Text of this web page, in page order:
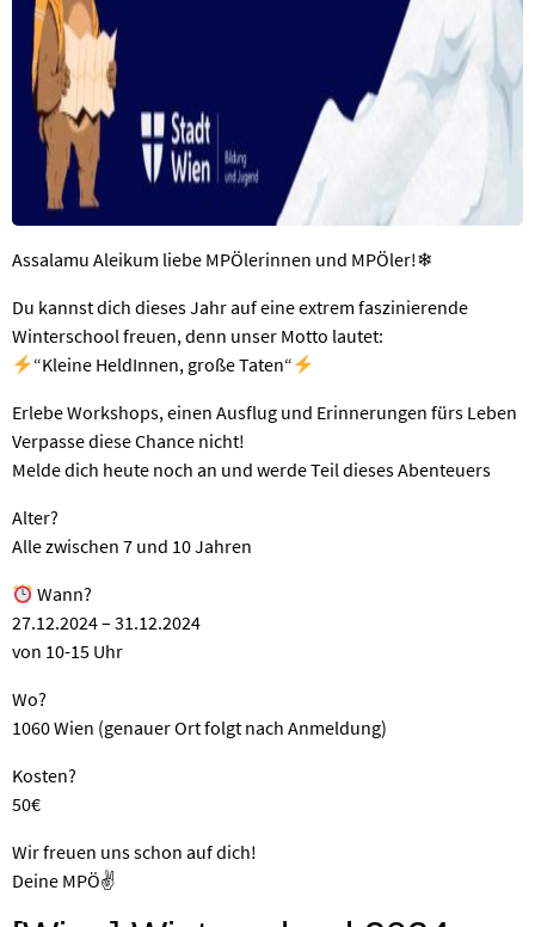
Assalamu Aleikum liebe MPÖlerinnen und MPÖler!❄
Du kannst dich dieses Jahr auf eine extrem faszinierende
Winterschool freuen, denn unser Motto lautet:
“Kleine HeldInnen, große Taten“
Erlebe Workshops, einen Ausflug und Erinnerungen fürs Leben
Verpasse diese Chance nicht!
Melde dich heute noch an und werde Teil dieses Abenteuers
Alter?
Alle zwischen 7 und 10 Jahren
Wann?
27.12.2024 – 31.12.2024
von 10-15 Uhr
Wo?
1060 Wien (genauer Ort folgt nach Anmeldung)
Kosten?
50€
Wir freuen uns schon auf dich!
Deine MPÖ✌